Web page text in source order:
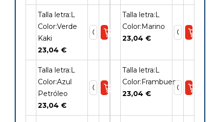
Talla letra:L
Color:Verde
Kaki
23,04 €
Talla letra:L
Color:Marino
23,04 €
Talla letra:L
Color:Azul
Petróleo
23,04 €
Talla letra:L
Color:Frambuesa
23,04 €